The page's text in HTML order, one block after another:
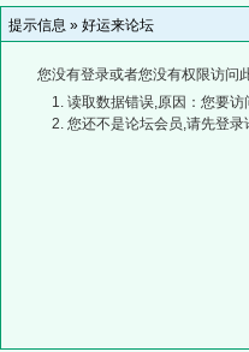
提示信息 » 好运来论坛
您没有登录或者您没有权限访问
读取数据错误,原因：您要
您还不是论坛会员,请先登录